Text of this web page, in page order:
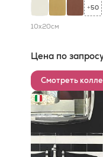
+50
10x20см
Цена по
Смотреть